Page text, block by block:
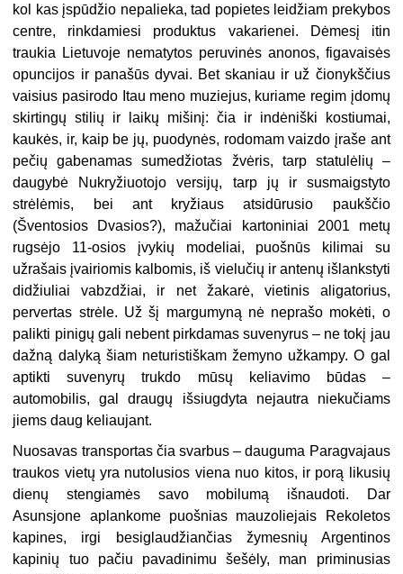
kol kas įspūdžio nepalieka, tad popietes leidžiam prekybos
centre, rinkdamiesi produktus vakarienei. Dėmesį itin
traukia Lietuvoje nematytos peruvinės anonos, figavaisės
opuncijos ir panašūs dyvai. Bet skaniau ir už čionykščius
vaisius pasirodo Itau meno muziejus, kuriame regim įdomų
skirtingų stilių ir laikų mišinį: čia ir indėniški kostiumai,
kaukės, ir, kaip be jų, puodynės, rodomam vaizdo įraše ant
pečių gabenamas sumedžiotas žvėris, tarp statulėlių –
daugybė Nukryžiuotojo versijų, tarp jų ir susmaigstyto
strėlėmis, bei ant kryžiaus atsidūrusio paukščio
(Šventosios Dvasios?), mažučiai kartoniniai 2001 metų
rugsėjo 11-osios įvykių modeliai, puošnūs kilimai su
užrašais įvairiomis kalbomis, iš vielučių ir antenų išlankstyti
didžiuliai vabzdžiai, ir net žakarė, vietinis aligatorius,
pervertas strėle. Už šį margumyną nė neprašo mokėti, o
palikti pinigų gali nebent pirkdamas suvenyrus – ne tokį jau
dažną dalyką šiam neturistiškam žemyno užkampy. O gal
aptikti suvenyrų trukdo mūsų keliavimo būdas –
automobilis, gal draugų išsiugdyta nejautra niekučiams
jiems daug keliaujant.
Nuosavas transportas čia svarbus – dauguma Paragvajaus
traukos vietų yra nutolusios viena nuo kitos, ir porą likusių
dienų stengiamės savo mobilumą išnaudoti. Dar
Asunsjone aplankome puošnias mauzoliejais Rekoletos
kapines, irgi besiglaudžiančias žymesnių Argentinos
kapinių tuo pačiu pavadinimu šešėly, man priminusias